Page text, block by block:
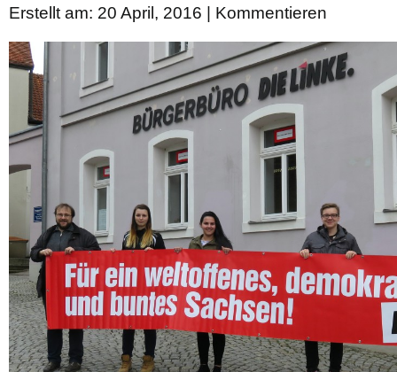
Erstellt am: 20 April, 2016 | Kommentieren